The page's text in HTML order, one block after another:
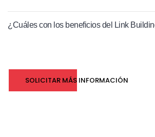
¿Cuáles con los beneficios del Link
SOLICITAR MÁS INFORMACIÓN